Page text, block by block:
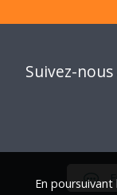
Suivez-
En